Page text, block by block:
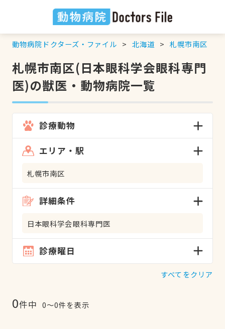
動物病院ドクターズ・ファイル 北海道 札幌市南区
札幌市南区(日本眼科学会眼科専門
医)の獣医・動物病院一覧
診療動物
エリア・駅
札幌市南区
詳細条件
日本眼科学会眼科専門医
診療曜日
すべてをクリア
0件中 0〜0件を表示